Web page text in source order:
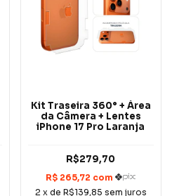
Kit Traseira 360° + Área
da Câmera + Lentes
iPhone 17 Pro Laranja
R$279,70
2 x de R$139,85 sem juros